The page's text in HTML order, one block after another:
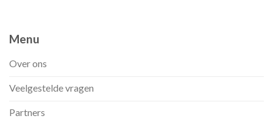
Menu
Over ons
Veelgestelde vragen
Partners